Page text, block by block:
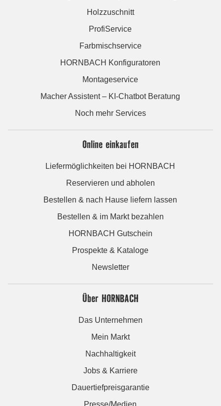
Holzzuschnitt
ProfiService
Farbmischservice
HORNBACH Konfiguratoren
Montageservice
Macher Assistent – KI-Chatbot Beratung
Noch mehr Services
Online einkaufen
Liefermöglichkeiten bei HORNBACH
Reservieren und abholen
Bestellen & nach Hause liefern lassen
Bestellen & im Markt bezahlen
HORNBACH Gutschein
Prospekte & Kataloge
Newsletter
Über HORNBACH
Das Unternehmen
Mein Markt
Nachhaltigkeit
Jobs & Karriere
Dauertiefpreisgarantie
Presse/Medien